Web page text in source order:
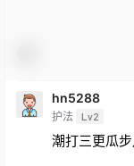
hn5288
护法 Lv2
潮打三更瓜步